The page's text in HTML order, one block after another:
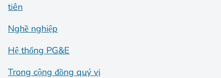
tiên
Nghề nghiệp
Hệ thống PG&E
Trong cộng đồng quý vị